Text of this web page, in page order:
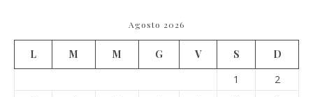
Agosto 2026
L M M G V S
D
1
2